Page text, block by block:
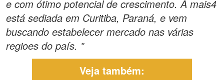
e com ótimo potencial de crescimento. A mais4
está sediada em Curitiba, Paraná, e vem
buscando estabelecer mercado nas várias
regioes do país. "
Veja também: